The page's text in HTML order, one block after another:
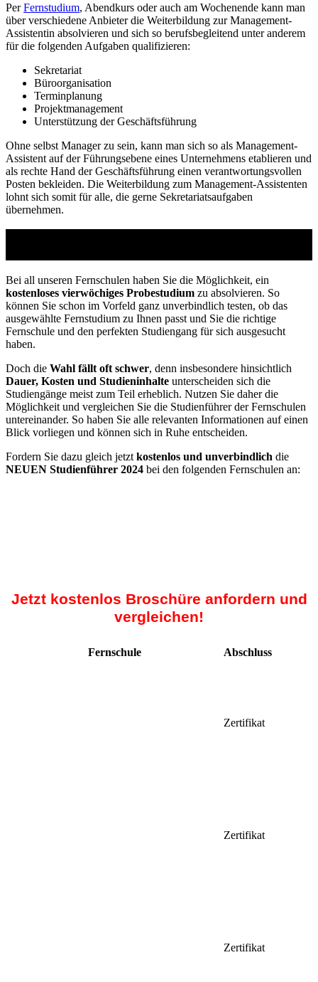
PerFernstudium, Abendkurs oder auch am Wochenende kann man
über verschiedene Anbieter die Weiterbildung zur Management-
Assistentin absolvieren und sich so berufsbegleitend unter anderem
für die folgenden Aufgaben qualifizieren:
Sekretariat
Büroorganisation
Terminplanung
Projektmanagement
Unterstützung der Geschäftsführung
Ohne selbst Manager zu sein, kann man sich so als Management-
Assistent auf der Führungsebene eines Unternehmens etablieren und
als rechte Hand der Geschäftsführung einen verantwortungsvollen
Posten bekleiden. Die Weiterbildung zum Management-Assistenten
lohnt sich somit für alle, die gerne Sekretariatsaufgaben
übernehmen.
Bei all unseren Fernschulen haben Sie die Möglichkeit, ein
kostenloses vierwöchiges Probestudium zu absolvieren. So
können Sie schon im Vorfeld ganz unverbindlich testen, ob das
ausgewählte Fernstudium zu Ihnen passt und Sie die richtige
Fernschule und den perfekten Studiengang für sich ausgesucht
haben.
Doch die Wahl fällt oft schwer, denn insbesondere hinsichtlich
Dauer, Kosten und Studieninhalte unterscheiden sich die
Studiengänge meist zum Teil erheblich. Nutzen Sie daher die
Möglichkeit und vergleichen Sie die Studienführer der Fernschulen
untereinander. So haben Sie alle relevanten Informationen auf einen
Blick vorliegen und können sich in Ruhe entscheiden.
Fordern Sie dazu gleich jetzt kostenlos und unverbindlich die
NEUEN Studienführer 2024 bei den folgenden Fernschulen an:
Jetzt kostenlos Broschüre anfordern und
vergleichen!
Fernschule Abschluss
Zertifikat
Zertifikat
Zertifikat